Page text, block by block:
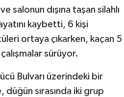
salonun dışına taşan silahlı
kaybetti, 6 kişi
ortaya çıkarken, kaçan 5
sürüyor.
Bulvarı üzerindeki bir
sırasında iki grup